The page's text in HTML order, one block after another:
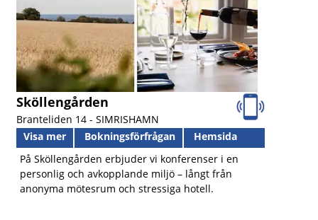
Sköllengården
Branteliden 14 - SIMRISHAMN
Visa mer
Bokningsförfrågan
Hemsida
På Sköllengården erbjuder vi konferenser i en
personlig och avkopplande miljö – långt från
anonyma mötesrum och stressiga hotell.